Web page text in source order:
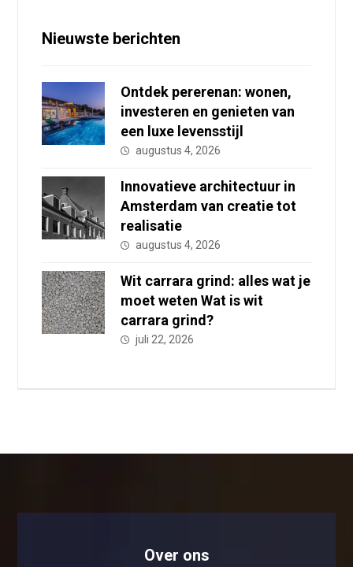
Nieuwste berichten
Ontdek pererenan: wonen,
investeren en genieten van
een luxe levensstijl
augustus 4, 2026
Innovatieve architectuur in
Amsterdam van creatie tot
realisatie
augustus 4, 2026
Wit carrara grind: alles wat je
moet weten Wat is wit
carrara grind?
juli 22, 2026
Over ons